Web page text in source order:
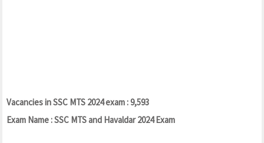
Vacancies in SSC MTS 2024 exam : 9,593
Exam Name : SSC MTS and Havaldar 2024 Exam